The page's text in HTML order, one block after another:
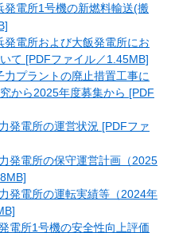
発電所1号機の新燃料輸送(搬
発電所および大飯発電所にお
て [PDFファイル／1.45MB]
力プラントの廃止措置工事に
から2025年度募集から [PDF
発電所の運営状況 [PDFファ
発電所の保守運営計画（2025
発電所の運転実績等（2024年
電所1号機の安全性向上評価